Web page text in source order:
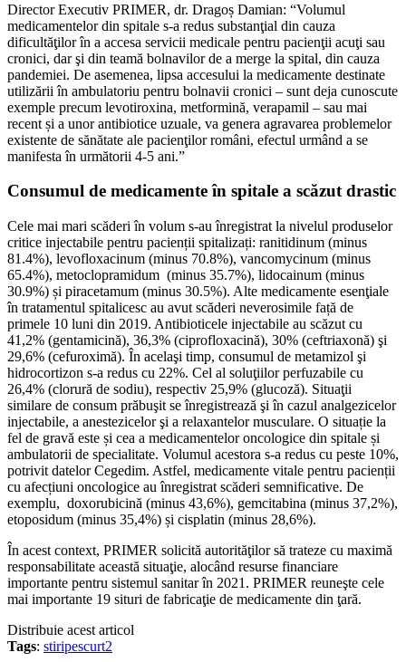
Director Executiv PRIMER, dr. Dragoș Damian: “Volumul
medicamentelor din spitale s-a redus substanţial din cauza
dificultăţilor în a accesa servicii medicale pentru pacienţii acuţi sau
cronici, dar şi din teamă bolnavilor de a merge la spital, din cauza
pandemiei. De asemenea, lipsa accesului la medicamente destinate
utilizării în ambulatoriu pentru bolnavii cronici – sunt deja cunoscute
exemple precum levotiroxina, metformină, verapamil – sau mai
recent și a unor antibiotice uzuale, va genera agravarea problemelor
existente de sănătate ale pacienţilor români, efectul urmând a se
manifesta în următorii 4-5 ani.”
Consumul de medicamente în spitale a scăzut drastic
Cele mai mari scăderi în volum s-au înregistrat la nivelul produselor
critice injectabile pentru pacienții spitalizați: ranitidinum (minus
81.4%), levofloxacinum (minus 70.8%), vancomycinum (minus
65.4%), metoclopramidum (minus 35.7%), lidocainum (minus
30.9%) și piracetamum (minus 30.5%). Alte medicamente esenţiale
în tratamentul spitalicesc au avut scăderi neverosimile față de
primele 10 luni din 2019. Antibioticele injectabile au scăzut cu
41,2% (gentamicină), 36,3% (ciprofloxacină), 30% (ceftriaxonă) şi
29,6% (cefuroximă). În acelaşi timp, consumul de metamizol şi
hidrocortizon s-a redus cu 22%. Cel al soluţiilor perfuzabile cu
26,4% (clorură de sodiu), respectiv 25,9% (glucoză). Situaţii
similare de consum prăbuşit se înregistrează şi în cazul analgezicelor
injectabile, a anestezicelor şi a relaxantelor musculare. O situație la
fel de gravă este și cea a medicamentelor oncologice din spitale și
ambulatorii de specialitate. Volumul acestora s-a redus cu peste 10%,
potrivit datelor Cegedim. Astfel, medicamente vitale pentru pacienții
cu afecțiuni oncologice au înregistrat scăderi semnificative. De
exemplu, doxorubicină (minus 43,6%), gemcitabina (minus 37,2%),
etoposidum (minus 35,4%) și cisplatin (minus 28,6%).
În acest context, PRIMER solicită autorităţilor să trateze cu maximă
responsabilitate această situaţie, alocând resurse financiare
importante pentru sistemul sanitar în 2021. PRIMER reuneşte cele
mai importante 19 situri de fabricaţie de medicamente din ţară.
Distribuie acest articol
Tags: stiripescurt2